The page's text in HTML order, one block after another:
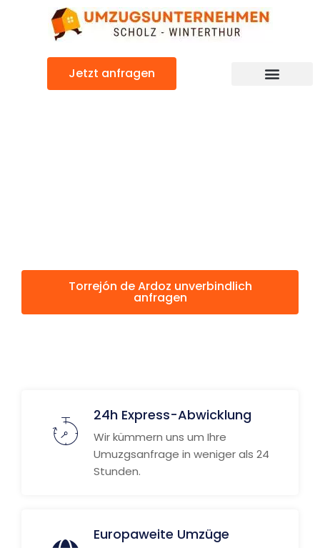
Jetzt anfragen
Torrejón de Ardoz unverbindlich
anfragen
24h Express-Abwicklung
Wir kümmern uns um Ihre
Umuzgsanfrage in weniger als 24
Stunden.
Europaweite Umzüge